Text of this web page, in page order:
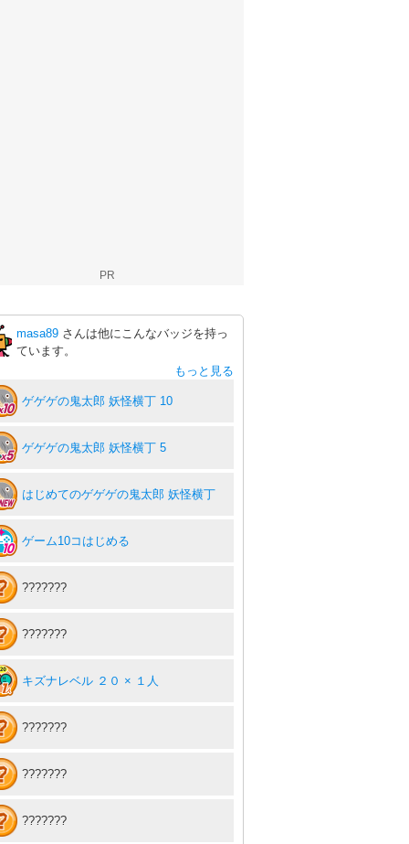
PR
masa89 さんは他にこんなバッジを持っ
ています。
もっと見る
ゲゲゲの鬼太郎 妖怪横丁 10
ゲゲゲの鬼太郎 妖怪横丁 5
はじめてのゲゲゲの鬼太郎 妖怪横丁
ゲーム10コはじめる
???????
???????
キズナレベル ２０ × １人
???????
???????
???????